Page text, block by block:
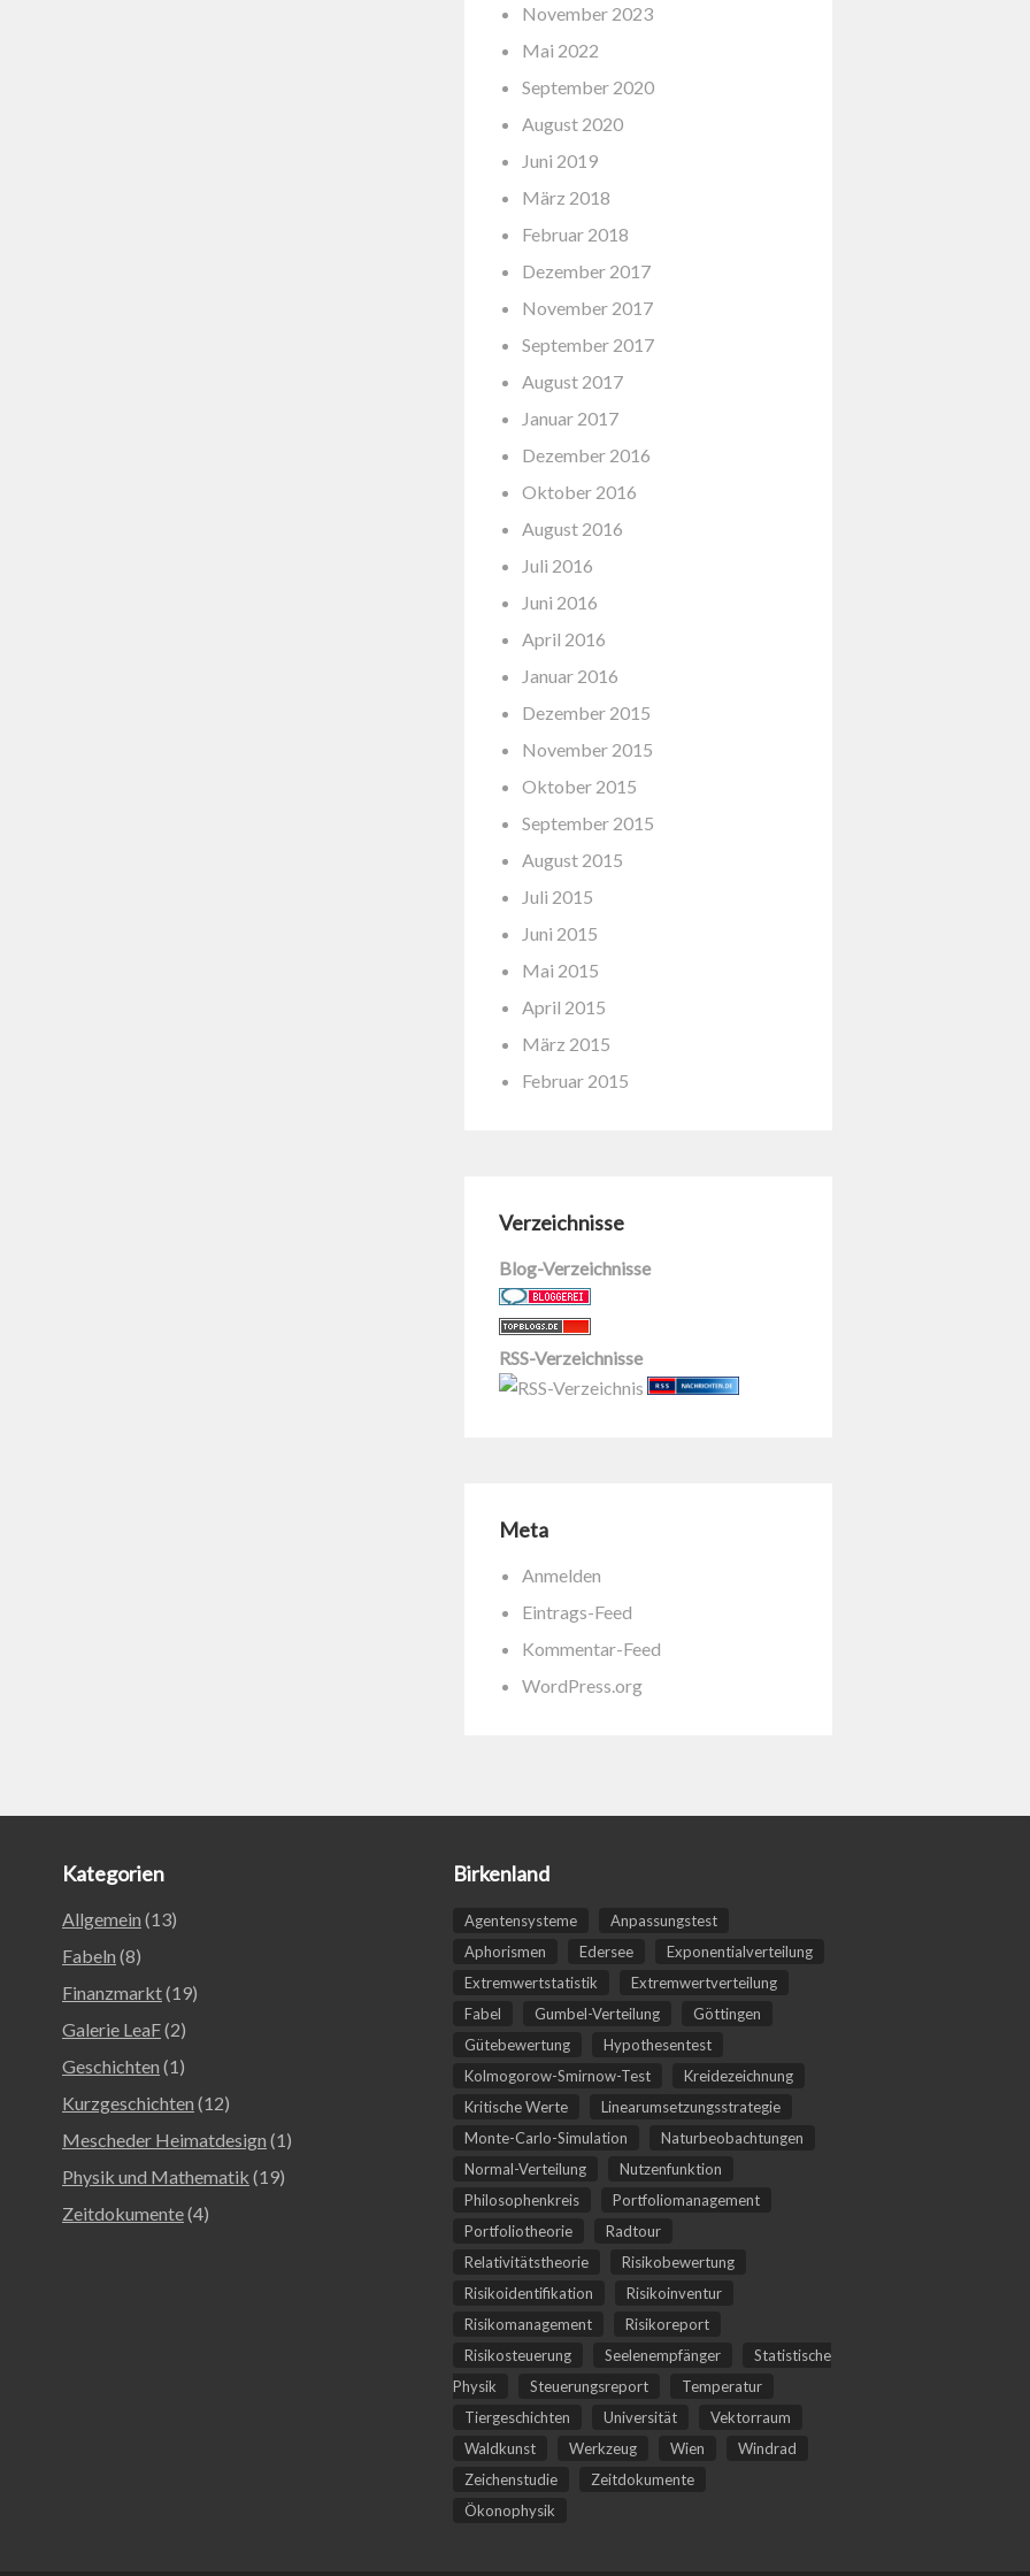
November 2023
Mai 2022
September 2020
August 2020
Juni 2019
März 2018
Februar 2018
Dezember 2017
November 2017
September 2017
August 2017
Januar 2017
Dezember 2016
Oktober 2016
August 2016
Juli 2016
Juni 2016
April 2016
Januar 2016
Dezember 2015
November 2015
Oktober 2015
September 2015
August 2015
Juli 2015
Juni 2015
Mai 2015
April 2015
März 2015
Februar 2015
Verzeichnisse
Blog-Verzeichnisse
RSS-Verzeichnisse
Meta
Anmelden
Eintrags-Feed
Kommentar-Feed
WordPress.org
Kategorien
Allgemein (13)
Fabeln (8)
Finanzmarkt(19)
Galerie LeaF(2)
Geschichten (1)
Kurzgeschichten (12)
Mescheder Heimatdesign (1)
Physik und Mathematik (19)
Zeitdokumente(4)
Birkenland
Agentensysteme
Anpassungstest
Aphorismen
Edersee
Exponentialverteilung
Extremwertstatistik
Extremwertverteilung
Fabel
Gumbel-Verteilung
Göttingen
Gütebewertung
Hypothesentest
Kolmogorow-Smirnow-Test
Kreidezeichnung
Kritische Werte
Linearumsetzungsstrategie
Monte-Carlo-Simulation
Naturbeobachtungen
Normal-Verteilung
Nutzenfunktion
Philosophenkreis
Portfoliomanagement
Portfoliotheorie
Radtour
Relativitätstheorie
Risikobewertung
Risikoidentifikation
Risikoinventur
Risikomanagement
Risikoreport
Risikosteuerung
Seelenempfänger
Statistische
Physik
Steuerungsreport
Temperatur
Tiergeschichten
Universität
Vektorraum
Waldkunst
Werkzeug Wien
Windrad
Zeichenstudie
Zeitdokumente
Ökonophysik